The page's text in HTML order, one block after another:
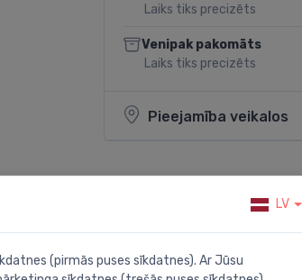
Laiks tiks precizēts
Venipak pakomāts
Laiks tiks precizēts
Pieejamība veikalos
LV
(pirmās puses sīkdatnes). Ar Jūsu